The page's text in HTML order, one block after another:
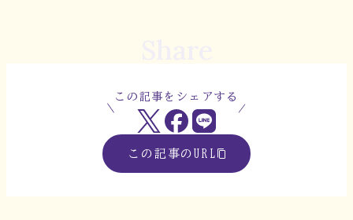
この記事をシェアする
この記事のURL